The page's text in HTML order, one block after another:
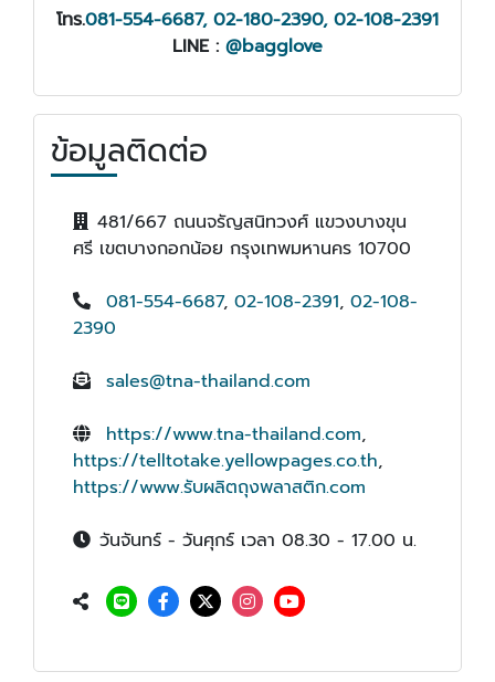
โทร.081-554-6687, 02-180-2390, 02-108-2391
LINE : @bagglove
ข้อมูลติดต่อ
481/667 ถนนจรัญสนิทวงศ์ แขวงบางขุน
ศรี เขตบางกอกน้อย กรุงเทพมหานคร 10700
081-554-6687, 02-108-2391, 02-108-
2390
sales@tna-thailand.com
https://www.tna-thailand.com,
https://telltotake.yellowpages.co.th,
https://www.รับผลิตถุงพลาสติก.com
วันจันทร์ - วันศุกร์ เวลา 08.30 - 17.00 น.